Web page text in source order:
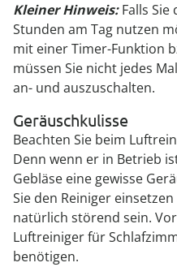
Kleiner Hinweis:Falls Sie
Stunden am Tag nutzen
mit einer Timer-Funktion
müssen Sie nicht jedes
an- und auszuschalten.
Geräuschkulisse
Beachten Sie beim
Denn wenn er in Betrieb
Gebläse eine gewisse
Sie den Reiniger
natürlich störend sein.
Luftreiniger für
benötigen.